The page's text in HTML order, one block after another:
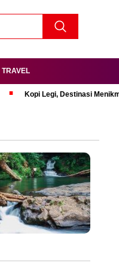
TRAVEL
Kopi Legi, Destinasi